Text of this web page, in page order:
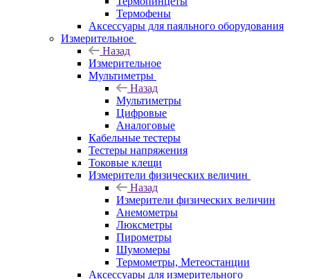
Термофены
Аксессуары для паяльного оборудования
Измерительное
Назад
Измерительное
Мультиметры
Назад
Мультиметры
Цифровые
Аналоговые
Кабельные тестеры
Тестеры напряжения
Токовые клещи
Измерители физических величин
Назад
Измерители физических величин
Анемометры
Люксметры
Пирометры
Шумомеры
Термометры, Метеостанции
Аксессуары для измерительного